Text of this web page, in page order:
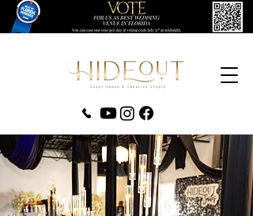
‪(407) 279-0980‬